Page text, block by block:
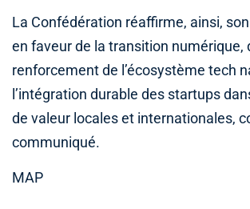
La Confédération réaffirme, ainsi,
en faveur de la transition numérique,
renforcement de l’écosystème tech
l’intégration durable des startups
de valeur locales et internationales,
communiqué.
MAP